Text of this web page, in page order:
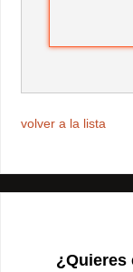
volver a la lista
¿Quieres